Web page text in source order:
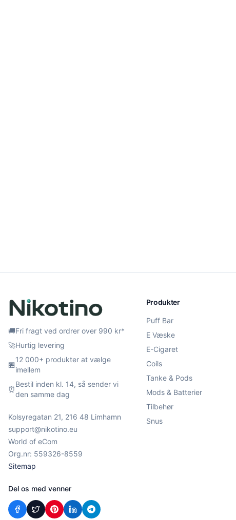
🚚Fri fragt ved ordrer over 990 kr*
🚀Hurtig levering
🏪
12 000+ produkter at vælge
imellem
⏰
Bestil inden kl. 14, så sender vi
den samme dag
Kolsyregatan 21, 216 48 Limhamn
support@nikotino.eu
World of eCom
Org.nr: 559326-8559
Sitemap
Del os med venner
Produkter
Puff Bar
E Væske
E-Cigaret
Coils
Tanke & Pods
Mods & Batterier
Tilbehør
Snus